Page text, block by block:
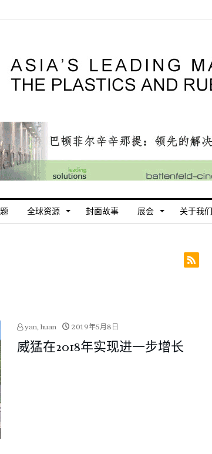
全球资源 封面故事 展会 关于我们
yan, huan 2019年5月8日
威猛在2018年实现进一步增长